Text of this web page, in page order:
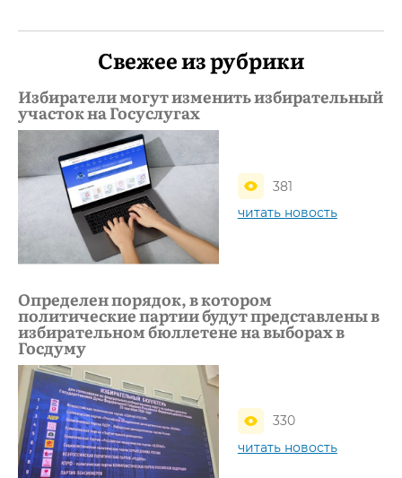
Свежее из рубрики
Избиратели могут изменить избирательный
участок на Госуслугах
381
читать новость
Определен порядок, в котором
политические партии будут представлены в
избирательном бюллетене на выборах в
Госдуму
330
читать новость